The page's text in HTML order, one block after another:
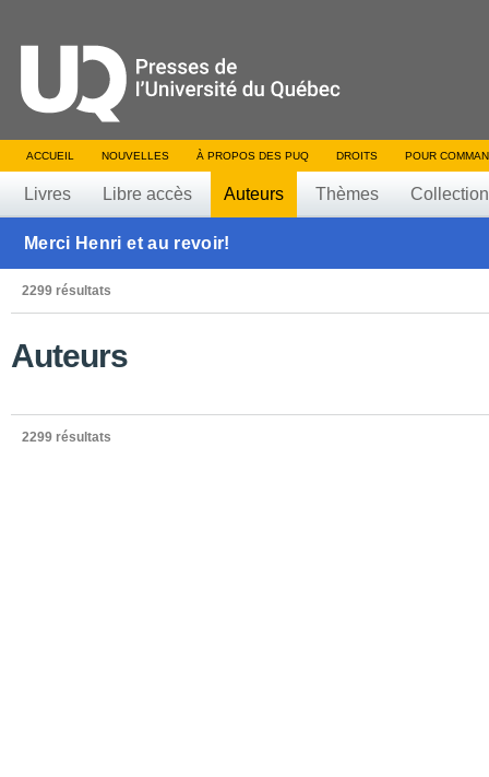
ACCUEIL NOUVELLES À PROPOS DES PUQ DROITS POUR
Livres Libre accès Auteurs Thèmes
Merci Henri et au revoir!
2299 résultats
Auteurs
2299 résultats